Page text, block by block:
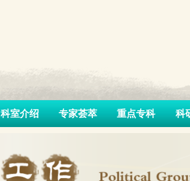
科室介绍 专家荟萃 重点专科 科